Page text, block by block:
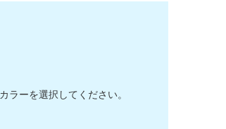
ラーを選択してください。